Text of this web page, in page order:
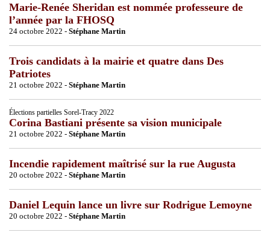
Marie-Renée Sheridan est nommée professeure de
l’année par la FHOSQ
24 octobre 2022 - Stéphane Martin
Trois candidats à la mairie et quatre dans Des
Patriotes
21 octobre 2022 - Stéphane Martin
Élections partielles Sorel-Tracy 2022
Corina Bastiani présente sa vision municipale
21 octobre 2022 - Stéphane Martin
Incendie rapidement maîtrisé sur la rue Augusta
20 octobre 2022 - Stéphane Martin
Daniel Lequin lance un livre sur Rodrigue Lemoyne
20 octobre 2022 - Stéphane Martin